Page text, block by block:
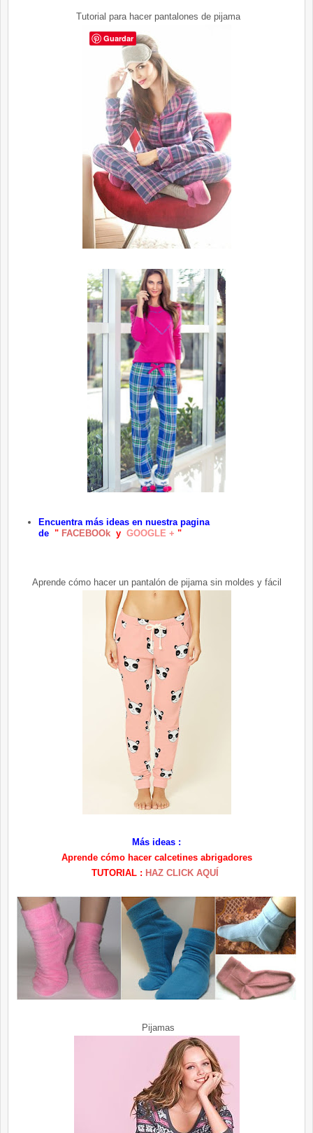
Tutorial para hacer pantalones de pijama
Encuentra más ideas en nuestra pagina
de " FACEBOOk y GOOGLE + "
Aprende cómo hacer un pantalón de pijama sin moldes y fácil
Más ideas :
Aprende cómo hacer calcetines abrigadores
TUTORIAL : HAZ CLICK AQUÍ
Pijamas
Guardar